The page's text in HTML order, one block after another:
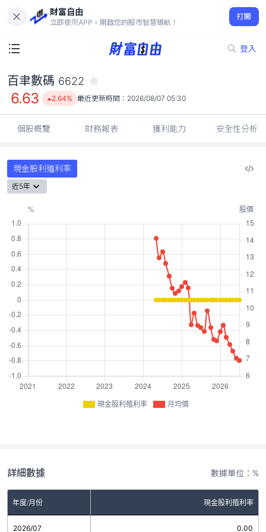
財富自由
立即使用APP，開啟您的股市智慧導航！
打開
登入
6.63
2.64%
百聿數碼 6622
6.63 2.64% 最近更新時間： 2026/08/07 05:30
個股概覽 財務報表 獲利能力 安全性分析
現金股利殖利率
近5年
現金股利殖利率 月均價
詳細數據 數據單位：%
年度/月份 現金股利殖利率
2026/07 0.00